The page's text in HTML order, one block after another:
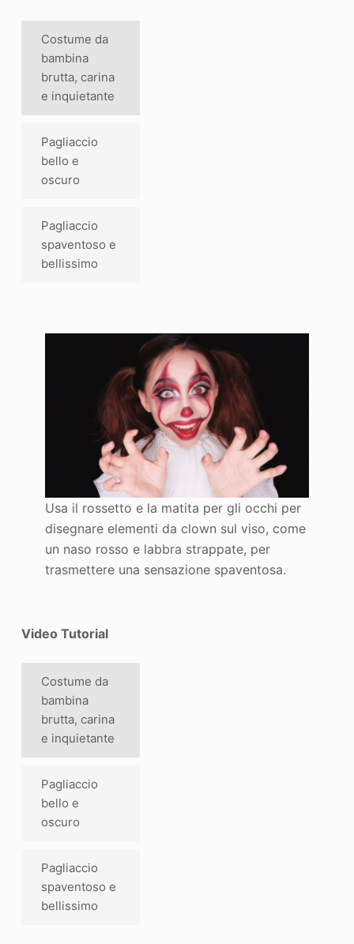
Costume da
bambina
brutta, carina
e inquietante
Pagliaccio
bello e
oscuro
Pagliaccio
spaventoso e
bellissimo
Usa il rossetto e la matita per gli occhi per
disegnare elementi da clown sul viso, come
un naso rosso e labbra strappate, per
trasmettere una sensazione spaventosa.
Video Tutorial
Costume da
bambina
brutta, carina
e inquietante
Pagliaccio
bello e
oscuro
Pagliaccio
spaventoso e
bellissimo